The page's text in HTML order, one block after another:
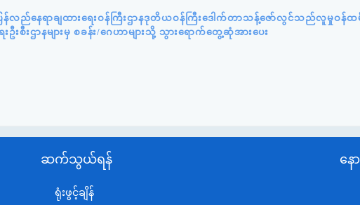
ည်နေရာချထားရေးဝန်ကြီးဌာနဒုတိယဝန်ကြီးဒေါက်တာသန့်ဇော်လွင်သည်လူမှုဝန်ထ
းစီးဌာနများမှ စခန်း/ဂေဟာများသို့ သွားရောက်တွေ့ဆုံအားပေး
ဆက်သွယ်ရန်
ရုံးဖွင့်ချိန်
န